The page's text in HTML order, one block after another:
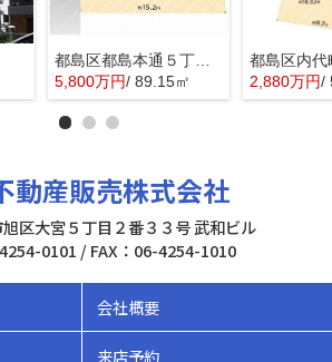
都島区都島本通５丁目 売土地⑤
5,800万円/ 89.15㎡ 2,880万円/
動産販売株式会社
区大宮５丁目２番３３号 武和ビル
0101 / FAX：06-4254-1010
会社概要
来店予約